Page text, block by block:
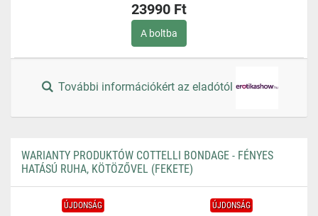
23990 Ft
A boltba
További információkért az eladótól
WARIANTY PRODUKTÓW COTTELLI BONDAGE - FÉNYES
HATÁSÚ RUHA, KÖTÖZŐVEL (FEKETE)
ÚJDONSÁG ÚJDONSÁG